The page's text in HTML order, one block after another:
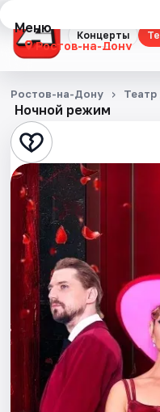
Концерты
Меню
Ростов-на-Дону
Концерты
Театр
Стендап
Выставки
Квесты
Экскурсии
Спорт
События
Города
Ночной режим
Ростов-на-Дону